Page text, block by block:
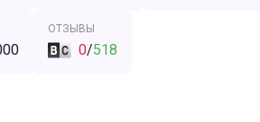
ОТЗЫВЫ
0/518